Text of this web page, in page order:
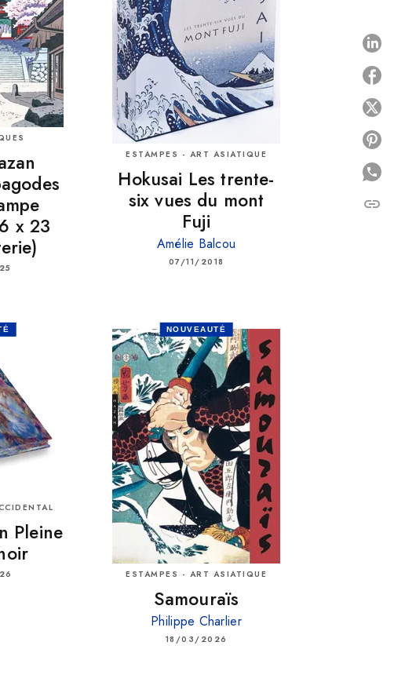
x 23
ESTAMPES - ART ASIATIQUE
Hokusai Les trente-
six vues du mont
Fuji
Amélie Balcou
07/11/2018
Pleine
NOUVEAUTÉ
ESTAMPES - ART ASIATIQUE
Samouraïs
Philippe Charlier
18/03/2026
link